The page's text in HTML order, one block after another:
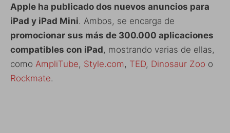
Apple ha publicado dos nuevos anuncios para
iPad y iPad Mini. Ambos, se encarga de
promocionar sus más de 300.000 aplicaciones
compatibles con iPad, mostrando varias de ellas,
como AmpliTube, Style.com, TED, Dinosaur Zoo o
Rockmate.